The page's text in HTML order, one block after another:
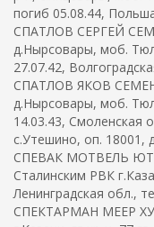
погиб 05.08.44,
СПАТЛОВ СЕРГЕЙ
д.Нырсовары, моб.
27.07.42,
СПАТЛОВ ЯКОВ
д.Нырсовары, моб.
14.03.43, Смоленская
с.Утешино, оп. 18001,
СПЕВАК МОТВЕЛЬ
Сталинским РВК
Ленинградская обл.,
СПЕКТАРМАН МЕЕР